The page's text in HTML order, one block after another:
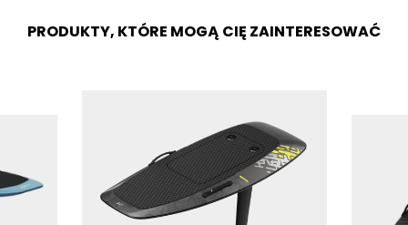
PRODUKTY, KTÓRE MOGĄ CIĘ ZAINTERESOWAĆ